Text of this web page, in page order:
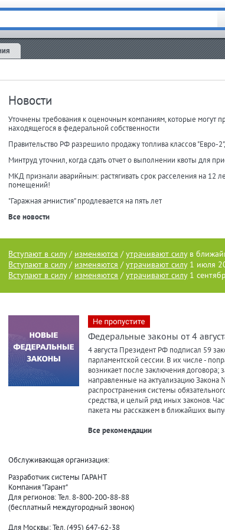
Новости
Уточнены требования к оценочным компаниям, которые могут
находящегося в федеральной собственности
Правительство РФ разрешило продажу топлива классов "Евро-
Минтруд уточнил, когда сдать отчет о выполнении квоты для
МКД признали аварийным: растягивать срок расселения на 12
помещений!
"Гаражная амнистия" продлевается на пять лет
Все новости
Вступают в силу/ изменяются /утрачивают силув
Вступают в силу/ изменяются /утрачивают силу1 июля
Вступают в силу/ изменяются /утрачивают силу1
Федеральные законы от 4
4 августа Президент РФ подписал 59
парламентской сессии. В их числе -
возникает после заключения
направленные на актуализацию
распространения системы
средства, и целый ряд иных законов.
пакета мы расскажем в ближайших
Все рекомендации
Обслуживающая организация:
Разработчик системы ГАРАНТ
Компания "Гарант"
Для регионов: Тел. 8-800-200-88-88
(бесплатный междугородный звонок)
Для Москвы: Тел. (495) 647-62-38